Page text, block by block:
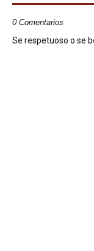
0 Comentarios
Se respetuoso o se